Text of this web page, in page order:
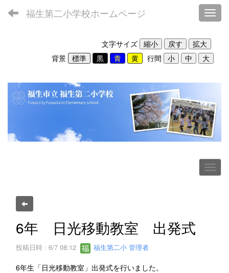
福生第二小学校ホームページ
文字サイズ
背景
行間
6年 日光移動教室 出発式
投稿日時 : 6/7 08:12 福生第二小 管理者
6年生「日光移動教室」出発式を行いました。